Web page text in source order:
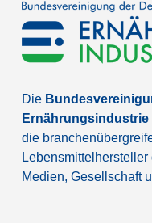
Die
Ernährungsindustrie
die
Medien, Gesellschaft